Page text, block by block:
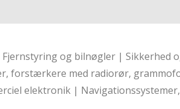
og bilnøgler | Sikkerhed
forstærkere med radiorør,
elektronik | Navigationssystemer,